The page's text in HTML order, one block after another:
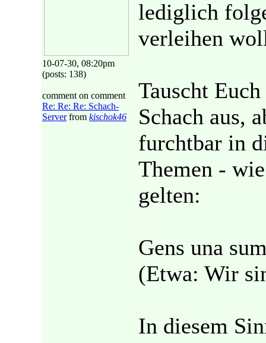
10-07-30, 08:20pm
(posts: 138)
comment on comment
Re: Re: Re: Schach-
Serverfrom kischok46
lediglich
verleihen
Tauscht
Schach aus,
furchtbar in
Themen -
gelten:
Gens una
(Etwa: Wir
In diesem